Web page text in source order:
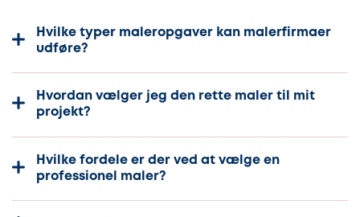
Hvilke typer maleropgaver kan malerfirmaer
udføre?
Hvordan vælger jeg den rette maler til mit
projekt?
Hvilke fordele er der ved at vælge en
professionel maler?